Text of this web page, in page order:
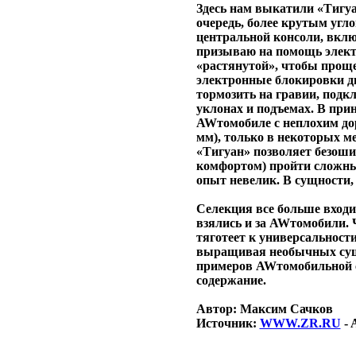
Здесь нам выкатили
очередь, более крутым
центральной консоли,
призываю на помощь
«растянутой», чтобы
электронные блокировки
тормозить на гравии,
уклонах и подъемах. В
AWтомобиле с неплохим
мм), только в некоторых
«Тигуан» позволяет
комфортом) пройти
опыт невелик. В сущности,
Селекция все больше
взялись и за
тяготеет к
выращивая необычных
примеров AWтомобильной
содержание.
Автор: Максим Сачков
Источник: WWW.ZR.RU -